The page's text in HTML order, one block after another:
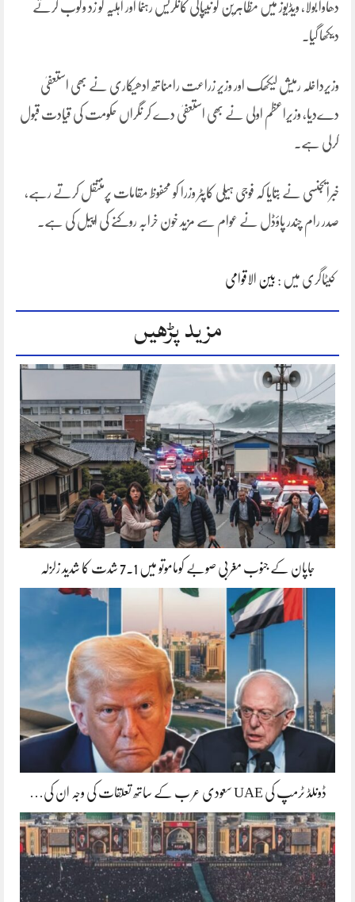
دھاوا بولا، ویڈیوز میں مظاہرین کو نیپالی کانگریس رہنما اور اہلیہ کو زد وکوب کرتے
دیکھا گیا۔
وزیرداخلہ رمیش لیکھک اور وزیر زراعت رامناتھ ادھیکاری نے بھی استعفیٰ
دےدیا، وزیراعظم اولی نے بھی استعفیٰ دے کر نگراں حکومت کی قیادت قبول
کرلی ہے۔
خبرایجنسی نے بتایا کہ فوجی ہیلی کاپٹر وزرا کو محفوظ مقامات پرمنتقل کرتے رہے،
صدر رام چندر پاؤڈل نے عوام سے مزید خون خرابہ روکنے کی اپیل کی ہے۔
کیٹاگری میں : بین الاقوامی
مزید پڑھیں
جاپان کے جنوب مغربی صوبے کوماموتو میں 7.1 شدت کا شدید زلزلہ
ڈونلڈ ٹرمپ کی UAE سعودی عر ب کے ساتھ تعلقات کی وجہ ان کی…